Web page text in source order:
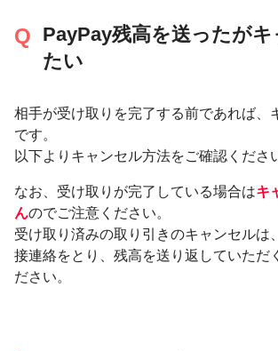
PayPay残高を送ったが
たい
相手が受け取りを完了する前であれば、
です。
以下よりキャンセル方法をご確認くださ
なお、受け取りが完了している場合はキ
んのでご注意ください。
受け取り済みの取り引きのキャンセルは
接連絡をとり、残高を送り返していただ
ださい。